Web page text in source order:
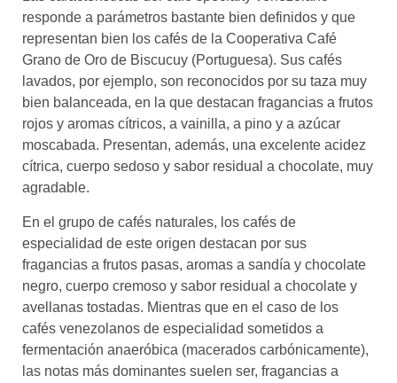
responde a parámetros bastante bien definidos y que
representan bien los cafés de la Cooperativa Café
Grano de Oro de Biscucuy (Portuguesa). Sus cafés
lavados, por ejemplo, son reconocidos por su taza muy
bien balanceada, en la que destacan fragancias a frutos
rojos y aromas cítricos, a vainilla, a pino y a azúcar
moscabada. Presentan, además, una excelente acidez
cítrica, cuerpo sedoso y sabor residual a chocolate, muy
agradable.
En el grupo de cafés naturales, los cafés de
especialidad de este origen destacan por sus
fragancias a frutos pasas, aromas a sandía y chocolate
negro, cuerpo cremoso y sabor residual a chocolate y
avellanas tostadas. Mientras que en el caso de los
cafés venezolanos de especialidad sometidos a
fermentación anaeróbica (macerados carbónicamente),
las notas más dominantes suelen ser, fragancias a